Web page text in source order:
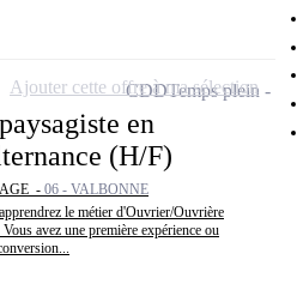
en
(H/F)
- 06 - VALBONNE
le métier d'Ouvrier/Ouvrière
avez une première expérience ou
CDDTemps plein
Ajouter cette offre à ma sélection